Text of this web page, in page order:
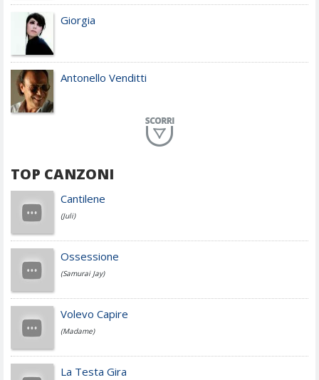
Giorgia
Antonello Venditti
Achille Lauro
Cesare Cremonini
Jovanotti
Fedez
TOP CANZONI
Cantilene
(Juli)
Ossessione
(Samurai Jay)
Volevo Capire
(Madame)
La Testa Gira